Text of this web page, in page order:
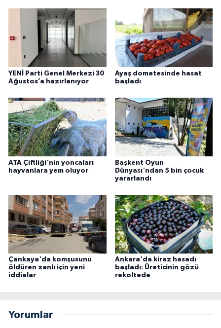
YENİ Parti Genel Merkezi 30
Ağustos’a hazırlanıyor
Ayaş domatesinde hasat
başladı
ATA Çiftliği'nin yoncaları
hayvanlara yem oluyor
Başkent Oyun
Dünyası'ndan 5 bin çocuk
yararlandı
Çankaya'da komşusunu
öldüren zanlı için yeni
iddialar
Ankara'da kiraz hasadı
başladı: Üreticinin gözü
rekoltede
Yorumlar